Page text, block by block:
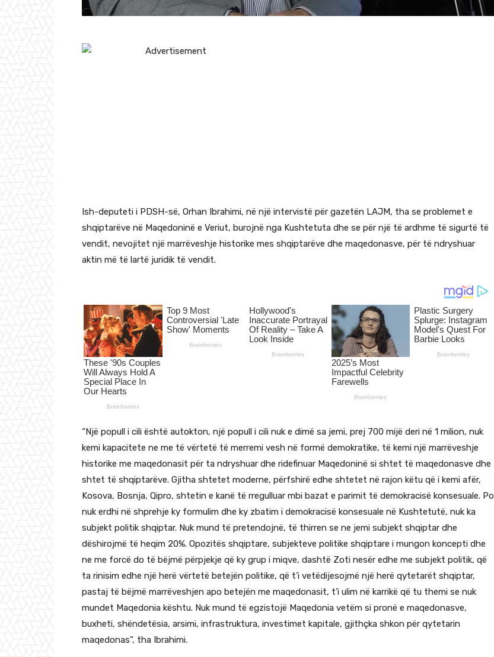
Ish-deputeti i PDSH-së, Orhan Ibrahimi, në një intervistë për gazetën LAJM, tha se problemet e
shqiptarëve në Maqedoninë e Veriut, burojnë nga Kushtetuta dhe se për një të ardhme të sigurtë të
vendit, nevojitet një marrëveshje historike mes shqiptarëve dhe maqedonasve, për të ndryshuar
aktin më të lartë juridik të vendit.
“Një popull i cili është autokton, një popull i cili nuk e dimë sa jemi, prej 700 mijë deri në 1 milion, nuk
kemi kapacitete ne me të vërtetë të merremi vesh në formë demokratike, të kemi një marrëveshje
historike me maqedonasit për ta ndryshuar dhe ridefinuar Maqedoninë si shtet të maqedonasve dhe
shtet të shqiptarëve. Gjitha shtetet moderne, përfshirë edhe shtetet në rajon këtu që i kemi afër,
Kosova, Bosnja, Qipro, shtetin e kanë të rregulluar mbi bazat e parimit të demokracisë konsesuale. Po
nuk erdhi në shprehje ky formulim dhe ky zbatim i demokracisë konsesuale në Kushtetutë, nuk ka
subjekt politik shqiptar. Nuk mund të pretendojnë, të thirren se ne jemi subjekt shqiptar dhe
dëshirojmë të heqim 20%. Opozitës shqiptare, subjekteve politike shqiptare i mungon koncepti dhe
ne me forcë do të bëjmë përpjekje që ky grup i miqve, dashtë Zoti nesër edhe me subjekt politik, që
ta rinisim edhe një herë vërtetë betejën politike, që t’i vetëdijesojmë një herë qytetarët shqiptar,
pastaj të bëjmë marrëveshjen apo betejën me maqedonasit, t’i ulim në karrikë që tu themi se nuk
mundet Maqedonia kështu. Nuk mund të egzistojë Maqedonia vetëm si pronë e maqedonasve,
buxheti, shëndetësia, arsimi, infrastruktura, investimet kapitale, gjithçka shkon për qytetarin
maqedonas”, tha Ibrahimi.